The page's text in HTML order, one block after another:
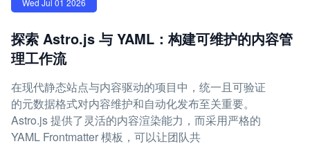
Wed Jul 01 2026
探索 Astro.js 与 YAML：构建可维护的内容管
理工作流
在现代静态站点与内容驱动的项目中，统一且可验证
的元数据格式对内容维护和自动化发布至关重要。
Astro.js 提供了灵活的内容渲染能力，而采用严格的
YAML Frontmatter 模板，可以让团队共